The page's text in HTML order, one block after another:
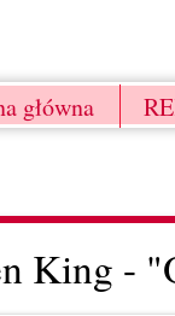
główna
King -